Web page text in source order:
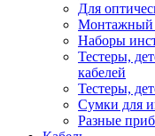
Для
Монтажный
Наборы
Тестеры,
кабелей
Тестеры,
Сумки для
Разные